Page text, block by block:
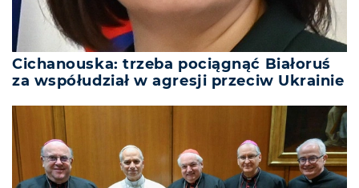
Cichanouska: trzeba pociągnąć Białoruś
za współudział w agresji przeciw Ukrainie